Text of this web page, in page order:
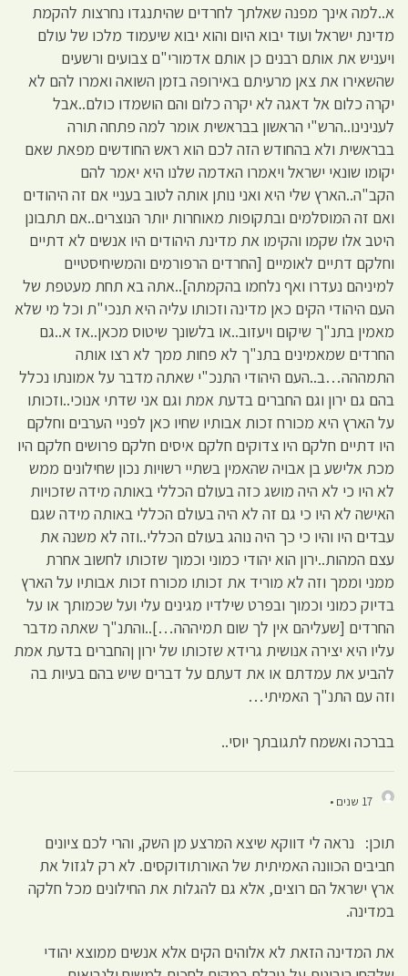
א..למה אינך מפנה שאלתך לחרדים שהיתנגדו נחרצות להקמת
מדינת ישראל ועוד יבוא היום והוא יבוא שיעמוד מלכו של עולם
ויעניש את אותם רבנים כן אותם אדמורי"ם צבועים ורשעים
שהשאירו את צאן מרעיתם באירופה בזמן השואה ואמרו להם לא
יקרה כלום אל דאגה לא יקרה כלום והם הושמדו כולם..אבל
לענינינו..הרש"י הראשון בבראשית אומר למה פתחה תורה
בבראשית ולא בהחודש הזה לכם הוא ראש החודשים מפאת שאם
יקומו שונאי ישראל ויאמרו האדמה שלנו היא יאמר להם
הקב"ה..הארץ שלי היא ואני נותן אותה לטוב בעניי אם זה היהודים
ואם זה המוסלמים ובתקופות מאוחרות יותר הנוצרים..אם תתבונן
היטב אלו שקמו והקימו את מדינת היהודים היו אנשים לא דתיים
וחלקם דתיים לאומיים [החרדים הרפורמים והמשיחיסטיים
למיניהם נעדרו ואף נלחמו בהקמתה]..אתה בא תחת מעטפת של
העם היהודי הקים כאן מדינה וזכותו עליה היא תנכי"ת וכל מי שלא
מאמין בתנ"ך שיקום ויעזוב..או בלשונך שיטוס מכאן..אז א..גם
החרדים שמאמינים בתנ"ך לא פחות ממך לא רצו אותה
התמההה…ב..העם היהודי התנכ"י שאתה מדבר על אמונתו נכלל
בהם גם ירון וגם החברים בדעת אמת וגם אני שדתי אנוכי..וזכותו
על הארץ היא מכורח זכות אבותיו שחיו כאן לפניי הערבים וחלקם
היו דתיים חלקם היו צדוקים חלקם איסים חלקם פרושים חלקם היו
מכת אלישע בן אבויה שהאמין בשתיי רשויות נכון שחילונים ממש
לא היו כי לא היה מושג כזה בעולם הכללי באותה מידה שזכויות
האישה לא היו כי גם זה לא היה בעולם הכללי באותה מידה שגם
עבדים היו והיו כי כך היה נוהג בעולם הכללי..וזה לא משנה את
עצם המהות..ירון הוא יהודי כמוני וכמוך שזכותו לחשוב אחרת
ממני וממך וזה לא מוריד את זכותו מכורח זכות אבותיו על הארץ
בדיוק כמוני וכמוך ובפרט שילדיו מגינים עלי ועל שכמותך או על
החרדים [שעליהם אין לך שום תמיההה…]..והתנ"ך שאתה מדבר
עליו היא יצירה אנושית גרידא שזכותו של ירון ןהחברים בדעת אמת
להביע את עמדתם או את דעתם על דברים שיש בהם בעיות בה
וזה עם התנ"ך האמיתי…
בברכה ואשמח לתגובתך יוסי..
17 שנים •
תוכן: נראה לי דווקא שיצא המרצע מן השק, והרי לכם ציונים
חביבים הכוונה האמיתית של האורתודוקסים. לא רק לגזול את
ארץ ישראל הם רוצים, אלא גם להגלות את החילונים מכל חלקה
במדינה.
את המדינה הזאת לא אלוהים הקים אלא אנשים ממוצא יהודי